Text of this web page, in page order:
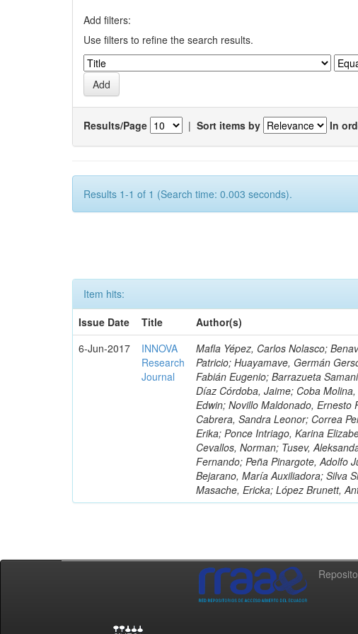
Add filters:
Use filters to refine the search results.
Results/Page | Sort items by In
Results 1-1 of 1 (Search time: 0.003 seconds).
Item hits:
Issue Date
Title
Author(s)
6-Jun-2017
INNOVA
Research
Journal
Mafla Yépez, Carlos Nolasco;
Patricio; Huayamave, Germán
Fabián Eugenio; Barrazueta
Díaz Córdoba, Jaime; Coba
Edwin; Novillo Maldonado,
Cabrera, Sandra Leonor; Correa
Erika; Ponce Intriago, Karina
Cevallos, Norman; Tusev,
Fernando; Peña Pinargote, Adolfo
Bejarano, María Auxiliadora; Silva
Masache, Ericka; López Brunett,